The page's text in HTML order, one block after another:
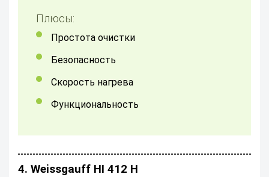
Плюсы:
Простота очистки
Безопасность
скорость нагрева
Функциональность
4. Weissgauff HI 412 H